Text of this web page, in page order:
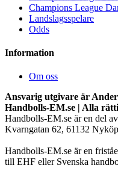
Champions League
Landslagsspelare
Odds
Information
Om oss
Ansvarig utgivare är
Handbolls-EM.se | Alla
Handbolls-EM.se är en del
Kvarngatan 62, 61132
Handbolls-EM.se är en
till EHF eller Svenska